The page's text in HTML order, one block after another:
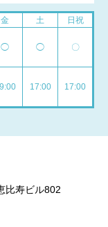
金 土
日祝
◯ ◯ 〇
17:00 17:00
比寿ビル802